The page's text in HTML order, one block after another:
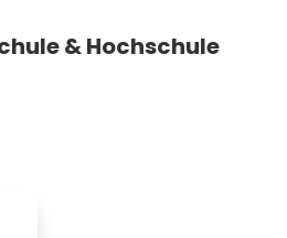
& Hochschule